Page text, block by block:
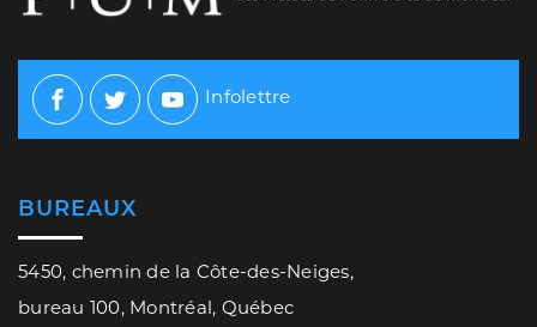
Facebook
TwitterYoutube
Infolettre
BUREAUX
5450, chemin de la Côte-des-Neiges,
bureau 100, Montréal, Québec